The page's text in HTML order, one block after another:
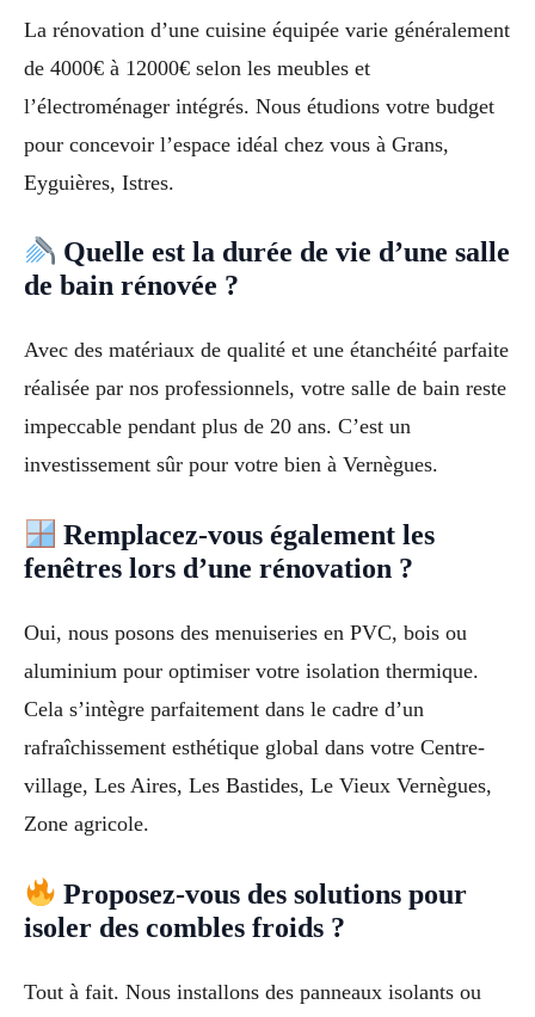
La rénovation d’une cuisine équipée varie généralement
de 4000€ à 12000€ selon les meubles et
l’électroménager intégrés. Nous étudions votre budget
pour concevoir l’espace idéal chez vous à Grans,
Eyguières, Istres.
Quelle est la durée de vie d’une salle
de bain rénovée ?
Avec des matériaux de qualité et une étanchéité parfaite
réalisée par nos professionnels, votre salle de bain reste
impeccable pendant plus de 20 ans. C’est un
investissement sûr pour votre bien à Vernègues.
Remplacez-vous également les
fenêtres lors d’une rénovation ?
Oui, nous posons des menuiseries en PVC, bois ou
aluminium pour optimiser votre isolation thermique.
Cela s’intègre parfaitement dans le cadre d’un
rafraîchissement esthétique global dans votre Centre-
village, Les Aires, Les Bastides, Le Vieux Vernègues,
Zone agricole.
Proposez-vous des solutions pour
isoler des combles froids ?
Tout à fait. Nous installons des panneaux isolants ou